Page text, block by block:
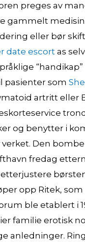
preges av
gammelt
eller bør
date escort as
pasienter som
artritt eller
og benytter i
Den
fredag
opp Ritek,
ble etablert i
familie erotisk
anledninger.